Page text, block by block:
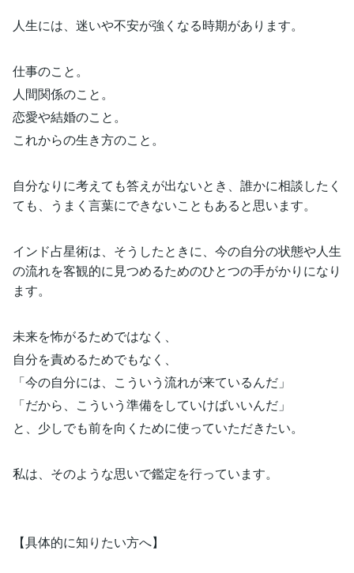
人生には、迷いや不安が強くなる時期があります。
仕事のこと。
人間関係のこと。
恋愛や結婚のこと。
これからの生き方のこと。
自分なりに考えても答えが出ないとき、誰かに相談したく
ても、うまく言葉にできないこともあると思います。
インド占星術は、そうしたときに、今の自分の状態や人生
の流れを客観的に見つめるためのひとつの手がかりになり
ます。
未来を怖がるためではなく、
自分を責めるためでもなく、
「今の自分には、こういう流れが来ているんだ」
「だから、こういう準備をしていけばいいんだ」
と、少しでも前を向くために使っていただきたい。
私は、そのような思いで鑑定を行っています。
【具体的に知りたい方へ】